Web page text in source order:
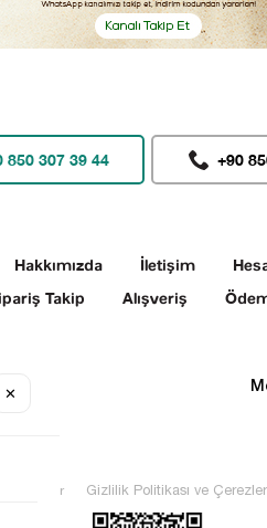
850 307 39 44 +90
Hakkımızda İletişim
Takip Alışveriş
saklıdır Gizlilik Politikası ve Çerezler
✕